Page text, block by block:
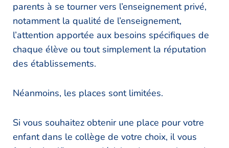
parents à se tourner vers l’enseignement privé,
notamment la qualité de l’enseignement,
l’attention apportée aux besoins spécifiques de
chaque élève ou tout simplement la réputation
des établissements.
Néanmoins, les places sont limitées.
Si vous souhaitez obtenir une place pour votre
enfant dans le collège de votre choix, il vous